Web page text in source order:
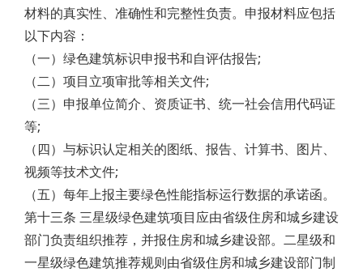
材料的真实性、准确性和完整性负责。申报材料应包括
以下内容：
（一）绿色建筑标识申报书和自评估报告;
（二）项目立项审批等相关文件;
（三）申报单位简介、资质证书、统一社会信用代码证
等;
（四）与标识认定相关的图纸、报告、计算书、图片、
视频等技术文件;
（五）每年上报主要绿色性能指标运行数据的承诺函。
第十三条 三星级绿色建筑项目应由省级住房和城乡建设
部门负责组织推荐，并报住房和城乡建设部。二星级和
一星级绿色建筑推荐规则由省级住房和城乡建设部门制